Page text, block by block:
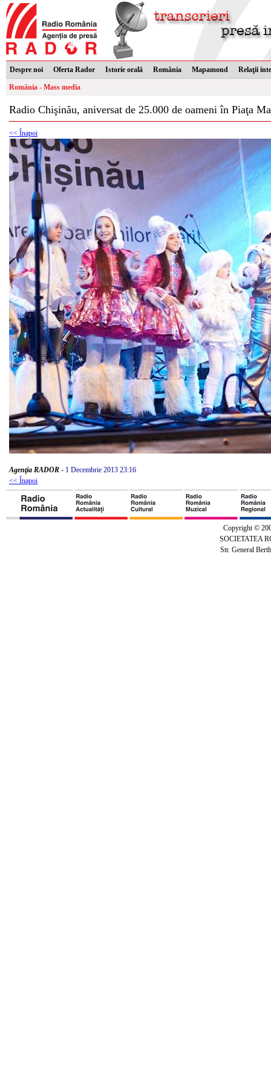
Despre noi Oferta Rador Istorie orală România Mapamond Relaţii
România - Mass media
Radio Chişinău, aniversat de 25.000 de oameni în Piaţa
<< Înapoi
Agenţia RADOR - 1 Decembrie 2013 23:16
<< Înapoi
Copyright ©
SOCIETATEA
Str. General